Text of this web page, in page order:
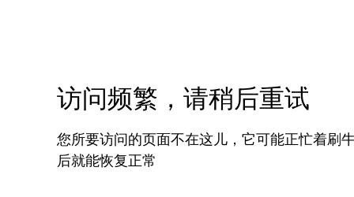
访问频繁，请稍后重试
您所要访问的页面不在这儿，它可能正忙着刷
后就能恢复正常